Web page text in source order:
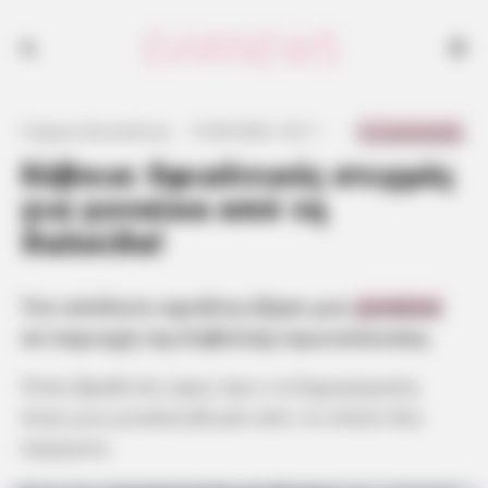
Εύβοια: Εφιαλτικές στιγμές
για γυναίκα από τη
Χαλκίδα!
Τον απόλυτο εφιάλτη έζησε μια
γυναίκα